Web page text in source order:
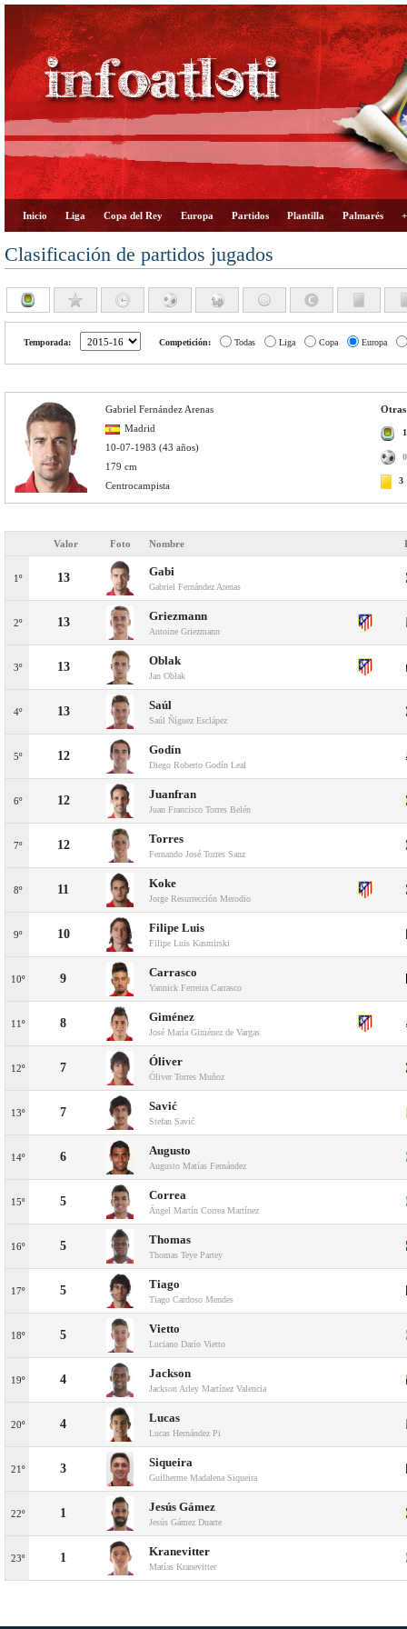
Inicio Liga Copa del Rey Europa Partidos Plantilla Palmarés
Clasificación de partidos jugados
Temporada: Competición: Todas Liga Copa Europa
Otras
0
3
Gabriel Fernández Arenas
Madrid
10-07-1983 (43 años)
179 cm
Centrocampista
Valor Foto Nombre
1º 13 Gabi
Gabriel Fernández Arenas
2º 13 Griezmann
Antoine Griezmann
3º 13 Oblak
Jan Oblak
4º 13 Saúl
Saúl Ñíguez Esclápez
5º 12 Godín
Diego Roberto Godín Leal
6º 12 Juanfran
Juan Francisco Torres Belén
7º 12 Torres
Fernando José Torres Sanz
8º 11 Koke
Jorge Resurrección Merodio
9º 10 Filipe Luis
Filipe Luis Kasmirski
10º 9 Carrasco
Yannick Ferreira Carrasco
11º 8 Giménez
José María Giménez de Vargas
12º 7 Óliver
Óliver Torres Muñoz
13º 7 Savić
Stefan Savić
14º 6 Augusto
Augusto Matías Fernández
15º 5 Correa
Ángel Martín Correa Martínez
16º 5 Thomas
Thomas Teye Partey
17º 5 Tiago
Tiago Cardoso Mendes
18º 5 Vietto
Luciano Darío Vietto
19º 4 Jackson
Jackson Arley Martínez Valencia
20º 4 Lucas
Lucas Hernández Pi
21º 3 Siqueira
Guilherme Madalena Siqueira
22º 1 Jesús Gámez
Jesús Gámez Duarte
23º 1 Kranevitter
Matías Kranevitter